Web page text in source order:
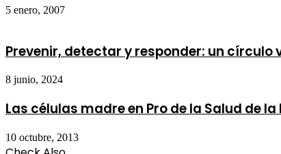
5 enero, 2007
Prevenir, detectar y responder: un
8 junio, 2024
Las células madre en Pro de la Salud de la
10 octubre, 2013